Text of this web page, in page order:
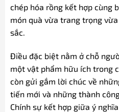
chép hóa rồng kết hợp cùng
món quà vừa trang trọng
sắc.
Điều đặc biệt nằm ở chỗ
một vật phẩm hữu ích trong
còn gửi gắm lời chúc về
tiến mới và những thành
Chính sự kết hợp giữa ý